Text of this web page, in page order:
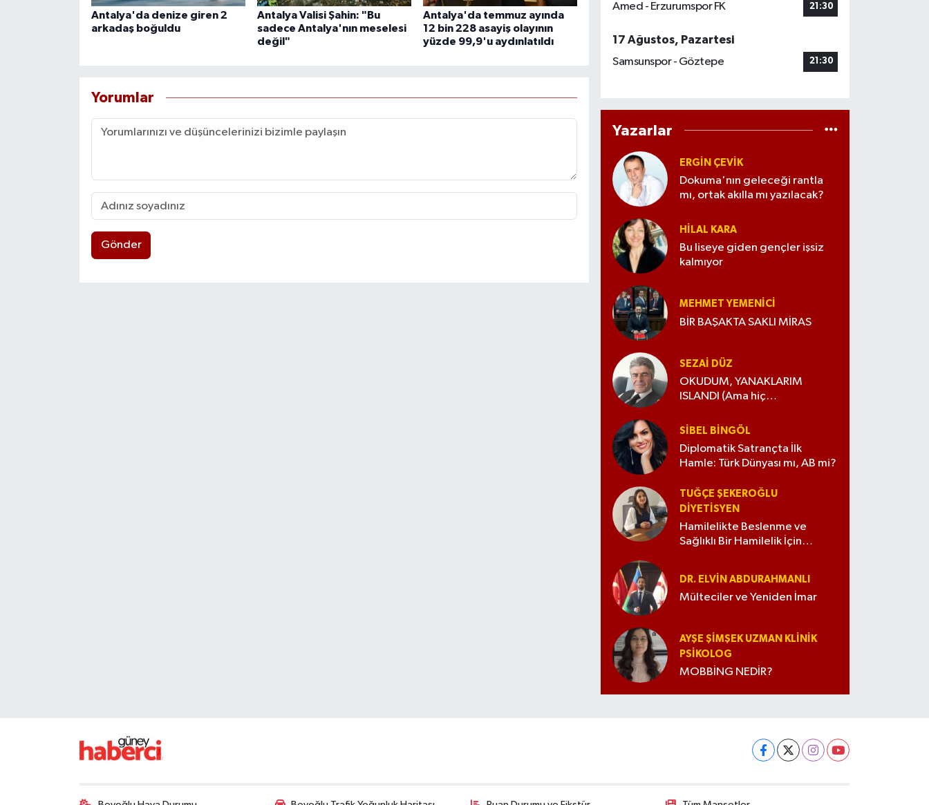
Antalya'da denize giren 2
arkadaş boğuldu
Antalya Valisi Şahin: "Bu
sadece Antalya'nın meselesi
değil"
Antalya'da temmuz ayında
12 bin 228 asayiş olayının
yüzde 99,9'u aydınlatıldı
Yorumlar
Gönder
Amed - Erzurumspor FK 21:30
17 Ağustos, Pazartesi
Samsunspor - Göztepe
21:30
Yazarlar
ERGIN ÇEVİK
Dokuma'nın geleceği rantla
mı, ortak akılla mı yazılacak?
HILAL KARA
Bu liseye giden gençler işsiz
kalmıyor
MEHMET YEMENICI
BİR BAŞAKTA SAKLI MİRAS
SEZAI DÜZ
OKUDUM, YANAKLARIM
ISLANDI (Ama hiç
SIBEL BINGÖL
Diplomatik Satrançta İlk
Hamle: Türk Dünyası mı, AB mi?
TUĞÇE ŞEKEROĞLU
DIYETISYEN
Hamilelikte Beslenme ve
Sağlıklı Bir Hamilelik İçin
DR. ELVIN ABDURAHMANLI
Mülteciler ve Yeniden İmar
AYŞE ŞIMŞEK UZMAN KLINIK
PSIKOLOG
MOBBİNG NEDİR?